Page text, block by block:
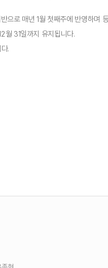
으로 매년 1월 첫째주에 반영하며
월 31일까지 유지됩니다.
.